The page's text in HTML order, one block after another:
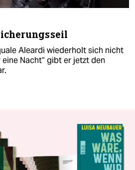
Aleardi wiederholt sich nicht
eine Nacht“ gibt er jetzt den